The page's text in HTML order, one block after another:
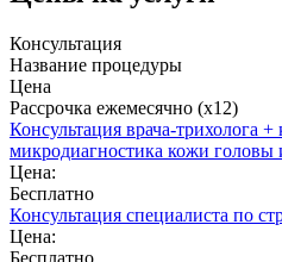
Консультация
Название процедуры
Цена
Рассрочка ежемесячно (x12)
Консультация врача-трихолога
микродиагностика кожи
Цена:
Бесплатно
Консультация специалиста по
Цена:
Бесплатно